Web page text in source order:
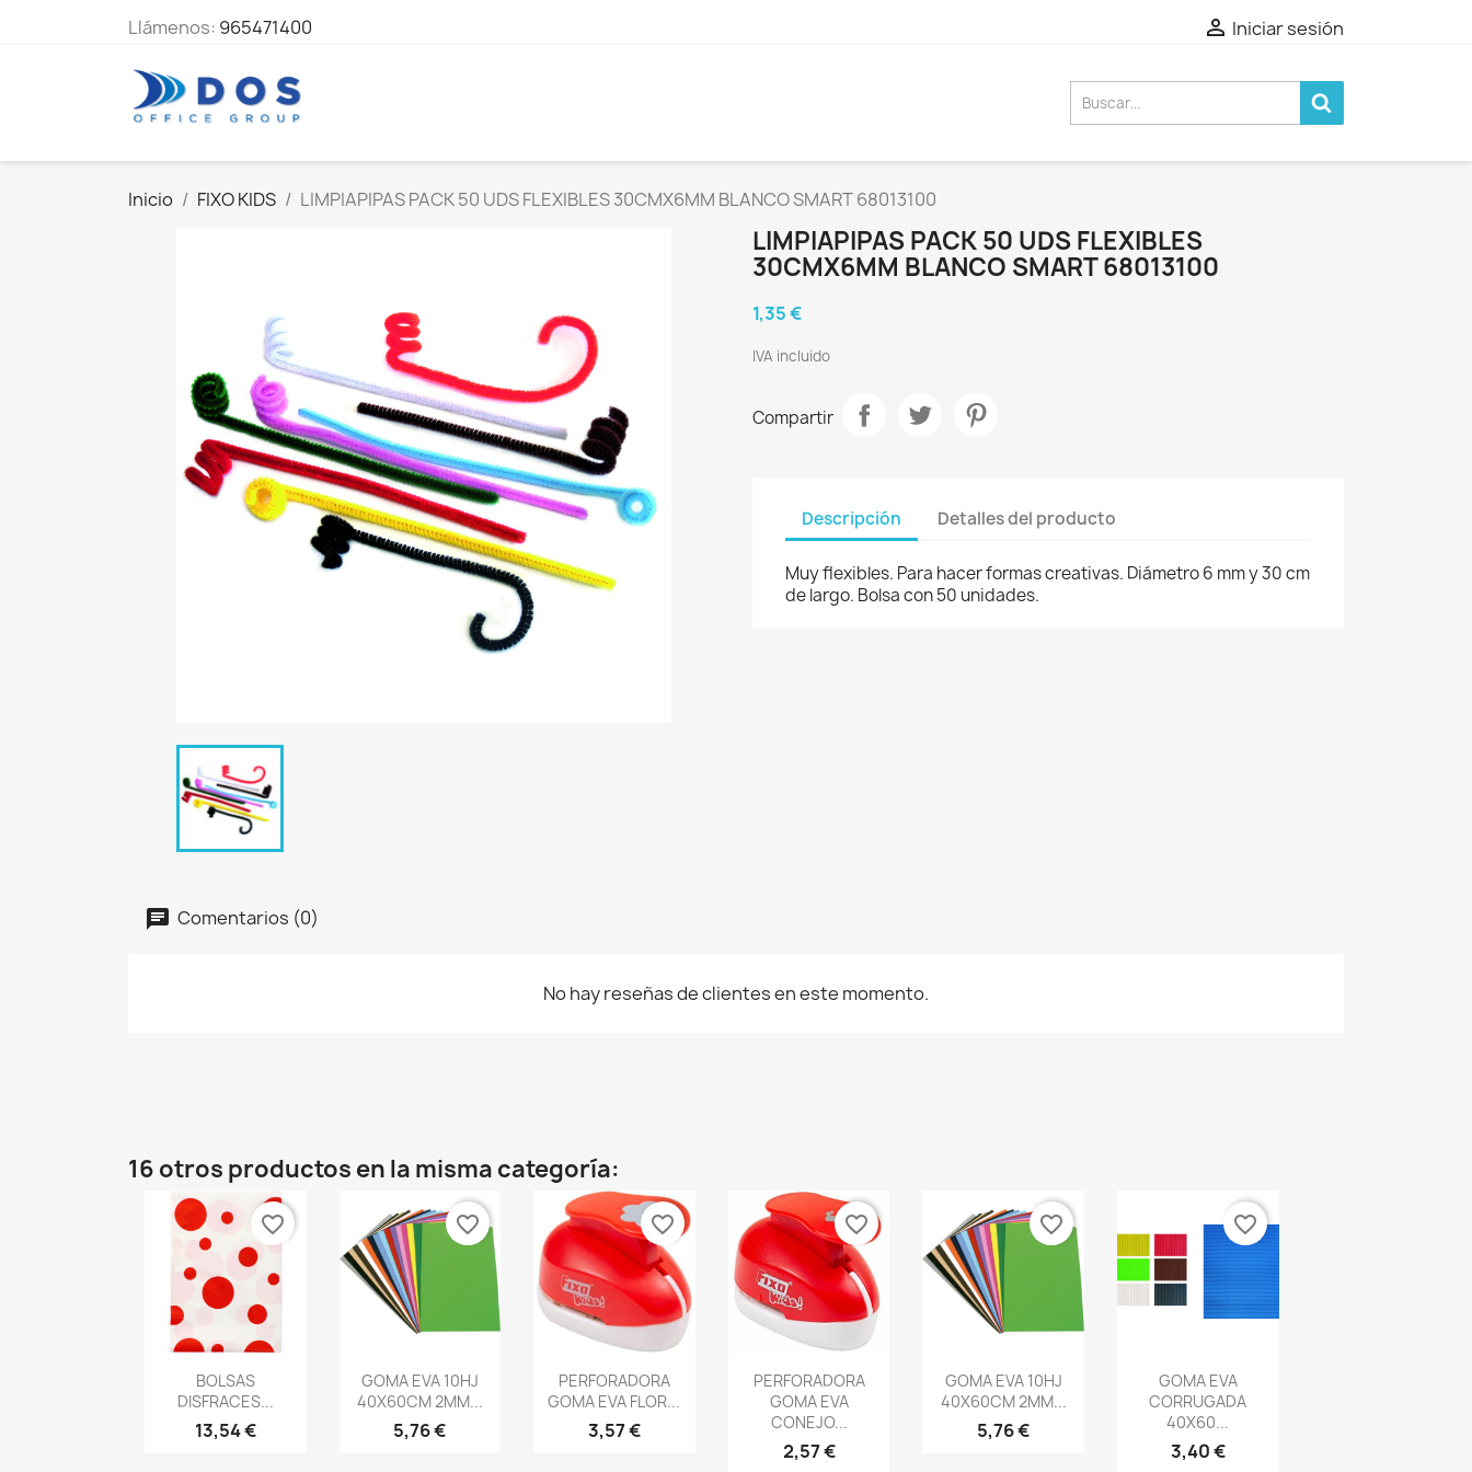
Llámenos: 965471400  Iniciar sesión
Inicio FIXO KIDS LIMPIAPIPAS PACK 50 UDS FLEXIBLES 30CMX6MM BLANCO SMART 68013100
LIMPIAPIPAS PACK 50 UDS FLEXIBLES
30CMX6MM BLANCO SMART 68013100
1,35 €
IVA incluido
Compartir
Descripción Detalles del producto
Muy flexibles. Para hacer formas creativas. Diámetro 6 mm y 30 cm
de largo. Bolsa con 50 unidades.
Comentarios (0)
No hay reseñas de clientes en este momento.
16 otros productos en la misma categoría:
Vista rápida
BOLSAS
DISFRACES...
13,54 €
favorite_border
Vista rápida
GOMA EVA 10HJ
40X60CM 2MM...
5,76 €
favorite_border
Vista rápida
PERFORADORA
GOMA EVA FLOR...
3,57 €
favorite_border
Vista rápida
PERFORADORA
GOMA EVA
CONEJO...
2,57 €
favorite_border
Vista rápida
GOMA EVA 10HJ
40X60CM 2MM...
5,76 €
favorite_border
Vista rápida
GOMA EVA
CORRUGADA
40X60...
3,40 €
favorite_border